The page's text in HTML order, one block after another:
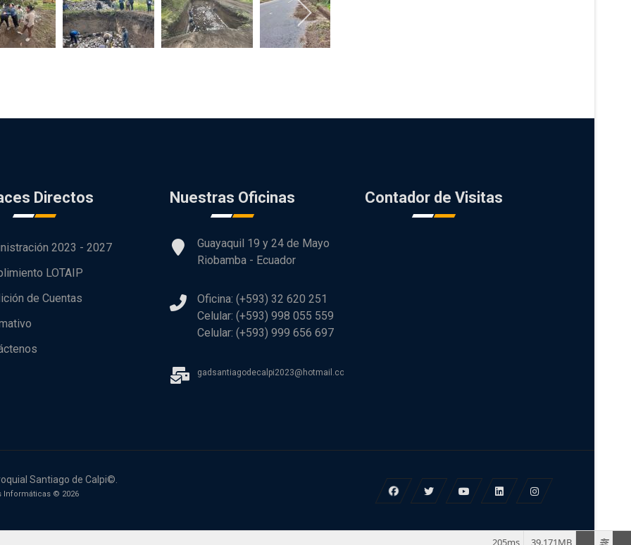
Directos
2023 - 2027
LOTAIP
de Cuentas
Nuestras Oficinas
Guayaquil 19 y 24 de Mayo
Riobamba - Ecuador
Oficina: (+593) 32 620 251
Celular: (+593) 998 055 559
Celular: (+593) 999 656 697
gadsantiagodecalpi2023@hotmail.com
Contador de Visitas
Santiago de Calpi©.
Informáticas © 2026
39.171MB
205ms